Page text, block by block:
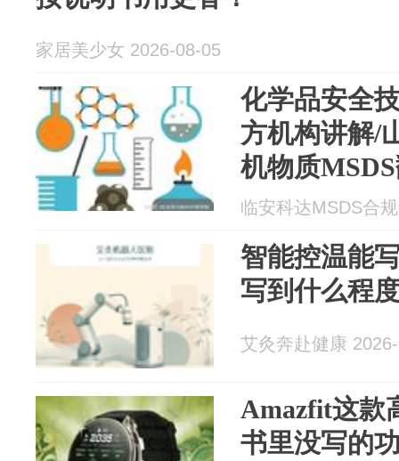
家居美少女 2026-08-05
化学品安全
方机构讲解/
机物质
临安科达MSDS合
智能控温能
写到什么程
艾灸奔赴健康
Amazfit这款
书里没写的